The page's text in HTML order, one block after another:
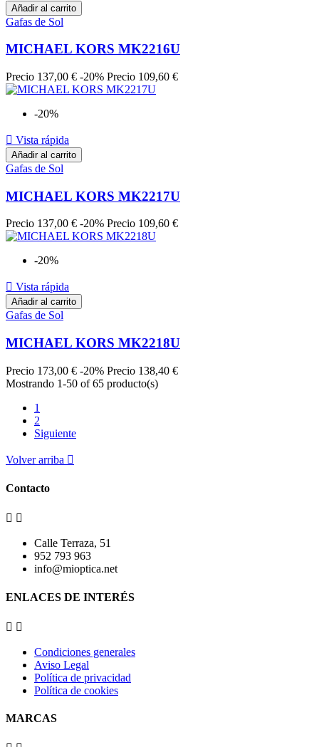
Añadir al carrito
Gafas de Sol
MICHAEL KORS MK2216U
Precio 137,00 € -20% Precio 109,60 €
-20%
 Vista rápida
Añadir al carrito
Gafas de Sol
MICHAEL KORS MK2217U
Precio 137,00 € -20% Precio 109,60 €
-20%
 Vista rápida
Añadir al carrito
Gafas de Sol
MICHAEL KORS MK2218U
Precio 173,00 € -20% Precio 138,40 €
Mostrando 1-50 of 65 producto(s)
1
2
Siguiente
Volver arriba 
Contacto
 
Calle Terraza, 51
952 793 963
info@mioptica.net
ENLACES DE INTERÉS
 
Condiciones generales
Aviso Legal
Política de privacidad
Política de cookies
MARCAS